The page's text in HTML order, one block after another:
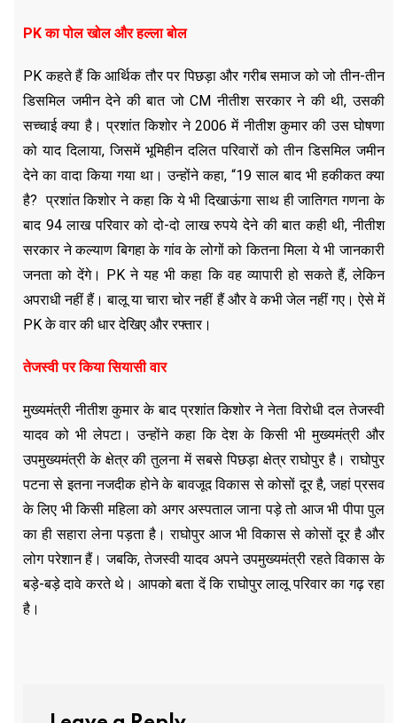
PK का पोल खोल और हल्ला बोल
PK कहते हैं कि आर्थिक तौर पर पिछड़ा और गरीब समाज को जो तीन-तीन
डिसमिल जमीन देने की बात जो CM नीतीश सरकार ने की थी, उसकी
सच्चाई क्या है। प्रशांत किशोर ने 2006 में नीतीश कुमार की उस घोषणा
को याद दिलाया, जिसमें भूमिहीन दलित परिवारों को तीन डिसमिल जमीन
देने का वादा किया गया था। उन्होंने कहा, “19 साल बाद भी हकीकत क्या
है? प्रशांत किशोर ने कहा कि ये भी दिखाऊंगा साथ ही जातिगत गणना के
बाद 94 लाख परिवार को दो-दो लाख रुपये देने की बात कही थी, नीतीश
सरकार ने कल्याण बिगहा के गांव के लोगों को कितना मिला ये भी जानकारी
जनता को देंगे। PK ने यह भी कहा कि वह व्यापारी हो सकते हैं, लेकिन
अपराधी नहीं हैं। बालू या चारा चोर नहीं हैं और वे कभी जेल नहीं गए। ऐसे में
PK के वार की धार देखिए और रफ्तार।
तेजस्वी पर किया सियासी वार
मुख्यमंत्री नीतीश कुमार के बाद प्रशांत किशोर ने नेता विरोधी दल तेजस्वी
यादव को भी लेपटा। उन्होंने कहा कि देश के किसी भी मुख्यमंत्री और
उपमुख्यमंत्री के क्षेत्र की तुलना में सबसे पिछड़ा क्षेत्र राघोपुर है। राघोपुर
पटना से इतना नजदीक होने के बावजूद विकास से कोसों दूर है, जहां प्रसव
के लिए भी किसी महिला को अगर अस्पताल जाना पड़े तो आज भी पीपा पुल
का ही सहारा लेना पड़ता है। राघोपुर आज भी विकास से कोसों दूर है और
लोग परेशान हैं। जबकि, तेजस्वी यादव अपने उपमुख्यमंत्री रहते विकास के
बड़े-बड़े दावे करते थे। आपको बता दें कि राघोपुर लालू परिवार का गढ़ रहा
है।